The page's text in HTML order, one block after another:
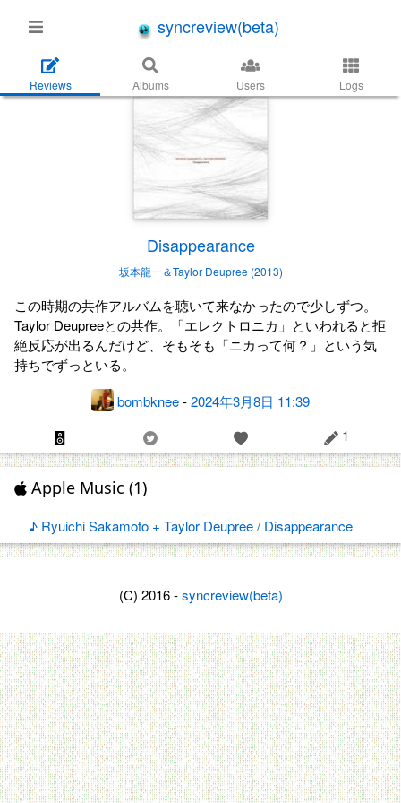
syncreview(beta)
Reviews Albums Users Logs
Disappearance
坂本龍一＆Taylor Deupree (2013)
この時期の共作アルバムを聴いて来なかったので少しずつ。
Taylor Deupreeとの共作。「エレクトロニカ」といわれると拒
絶反応が出るんだけど、そもそも「ニカって何？」という気
持ちでずっといる。
bombknee-2024年3月8日 11:39
1
Apple Music (1)
♪ Ryuichi Sakamoto + Taylor Deupree / Disappearance
(C) 2016 -syncreview(beta)